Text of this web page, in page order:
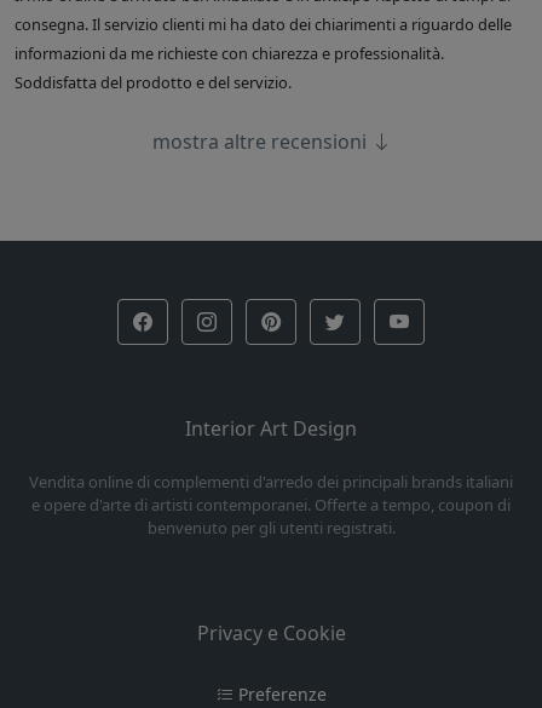
consegna. Il servizio clienti mi ha dato dei chiarimenti a riguardo delle
informazioni da me richieste con chiarezza e professionalità.
Soddisfatta del prodotto e del servizio.
mostra altre recensioni
Interior Art Design
Vendita online di complementi d'arredo dei principali brands italiani
e opere d'arte di artisti contemporanei. Offerte a tempo, coupon di
benvenuto per gli utenti registrati.
Privacy e Cookie
Preferenze